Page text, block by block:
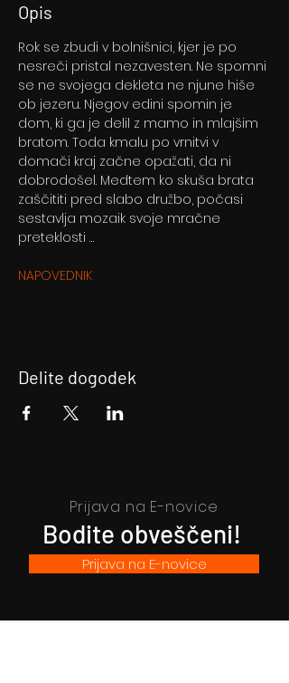
Opis
Rok se zbudi v bolnišnici, kjer je po
nesreči pristal nezavesten. Ne spomni
se ne svojega dekleta ne njune hiše
ob jezeru. Njegov edini spomin je
dom, ki ga je delil z mamo in mlajšim
bratom. Toda kmalu po vrnitvi v
domači kraj začne opažati, da ni
dobrodošel. Medtem ko skuša brata
zaščititi pred slabo družbo, počasi
sestavlja mozaik svoje mračne
preteklosti …
NAPOVEDNIK
Delite dogodek
Prijava na E-novice
Bodite obveščeni!
Prijava na E-novice